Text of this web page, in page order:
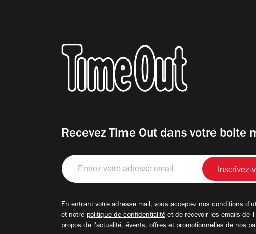
Recevez Time Out dans votre boite
Entrez
votre
adresse
En entrant votre adresse mail, vous acceptez nos conditions
et notre politique de confidentialité et de recevoir les emails de
propos de l'actualité, évents, offres et promotionnelles de nos